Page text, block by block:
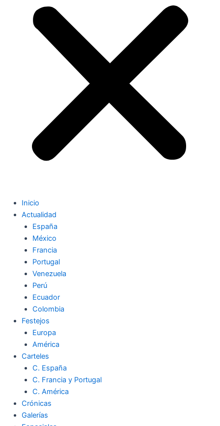
Inicio
Actualidad
España
México
Francia
Portugal
Venezuela
Perú
Ecuador
Colombia
Festejos
Europa
América
Carteles
C. España
C. Francia y Portugal
C. América
Crónicas
Galerías